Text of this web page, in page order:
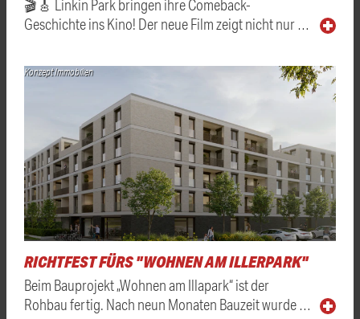
🎬🎸 Linkin Park bringen ihre Comeback-
Geschichte ins Kino! Der neue Film zeigt nicht nur …
Konzept Immobilien
RICHTFEST FÜRS "WOHNEN AM ILLERPARK"
Beim Bauprojekt „Wohnen am Illapark“ ist der
Rohbau fertig. Nach neun Monaten Bauzeit wurde …